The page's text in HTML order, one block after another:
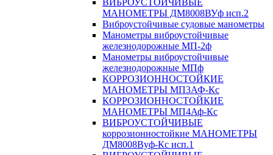
ВИБРОУСТОЙЧИВЫЕ
МАНОМЕТРЫ ДМ8008ВУф исп.2
Виброустойчивые судовые манометры
Манометры виброустойчивые
железнодорожные МП-2ф
Манометры виброустойчивые
железнодорожные МПф
КОРРОЗИОННОСТОЙКИЕ
МАНОМЕТРЫ МП3АФ-Кс
КОРРОЗИОННОСТОЙКИЕ
МАНОМЕТРЫ МП4Аф-Кс
ВИБРОУСТОЙЧИВЫЕ
коррозионностойкие МАНОМЕТРЫ
ДМ8008Вуф-Кс исп.1